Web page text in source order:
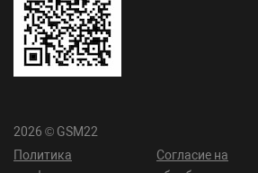
2026 © GSM22
Политика
Согласие на